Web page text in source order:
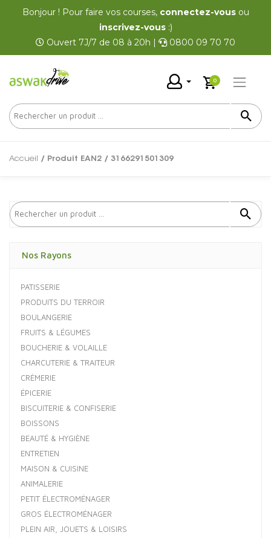
Bonjour ! Pour faire vos courses, connectez-vousou
inscrivez-vous:)
Ouvert 7J/7 de 08 à 20h |
0800 09 70 70
0
Accueil / Produit EAN2 / 3166291501309
Nos Rayons
PATISSERIE
PRODUITS DU TERROIR
BOULANGERIE
FRUITS & LÉGUMES
BOUCHERIE & VOLAILLE
CHARCUTERIE & TRAITEUR
CRÈMERIE
ÉPICERIE
BISCUITERIE & CONFISERIE
BOISSONS
BEAUTÉ & HYGIÈNE
ENTRETIEN
MAISON & CUISINE
ANIMALERIE
PETIT ÉLECTROMÉNAGER
GROS ÉLECTROMÉNAGER
PLEIN AIR, JOUETS & LOISIRS